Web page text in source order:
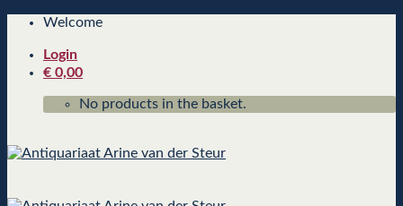
Skip
content
Welcome
Login
€ 0,00
No products in the basket.